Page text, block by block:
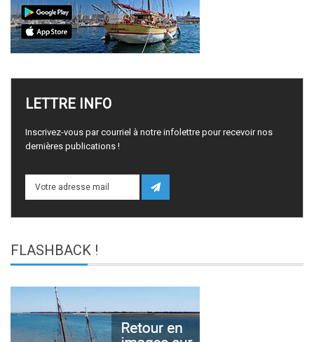
LETTRE INFO
Inscrivez-vous par courriel à notre infolettre pour recevoir nos
dernières publications !
FLASHBACK !